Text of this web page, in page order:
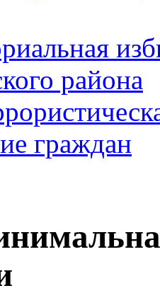
района
граждан